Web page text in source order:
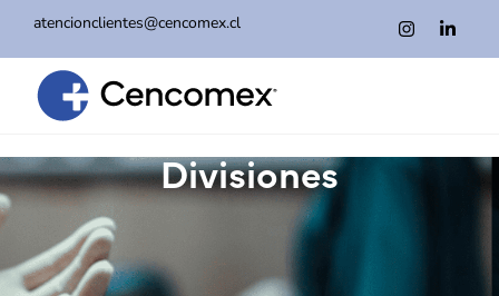
atencionclientes@cencomex.cl
Divisiones